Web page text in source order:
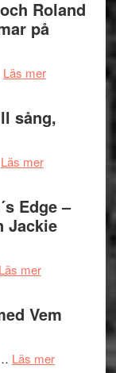
Delvis
bortom
terräng
–
Roland
på
Läs merom
Hannes
Pöntinen
avslutar
Scensommar
sång,
Läs merom
in
till
och
Edge –
Jackie
Läs merom
Shadow
Edge
Vem
Läs merom